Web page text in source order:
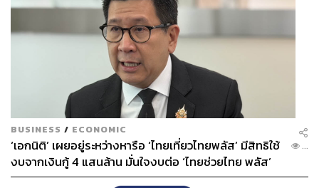
BUSINESS / ECONOMIC
‘เอกนิติ’ เผยอยู่ระหว่างหารือ ‘ไทยเที่ยวไทยพลัส’ มีสิทธิใช้
งบจากเงินกู้ 4 แสนล้าน มั่นใจงบต่อ ‘ไทยช่วยไทย พลัส’
เฟส 2 มีเพียงพอ
...